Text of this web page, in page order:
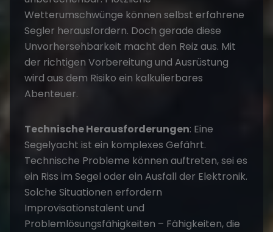
Wetterumschwünge können selbst erfahrene
Segler herausfordern. Doch gerade diese
Unvorhersehbarkeit macht den Reiz aus. Mit
der richtigen Vorbereitung und Ausrüstung
wird aus dem Risiko ein kalkulierbares
Abenteuer.
Technische Herausforderungen: Eine
Segelyacht ist ein komplexes Gefährt.
Technische Probleme können auftreten, sei es
ein Riss im Segel oder ein Ausfall der Elektronik.
Solche Situationen erfordern
Improvisationstalent und
Problemlösungsfähigkeiten – Fähigkeiten, die